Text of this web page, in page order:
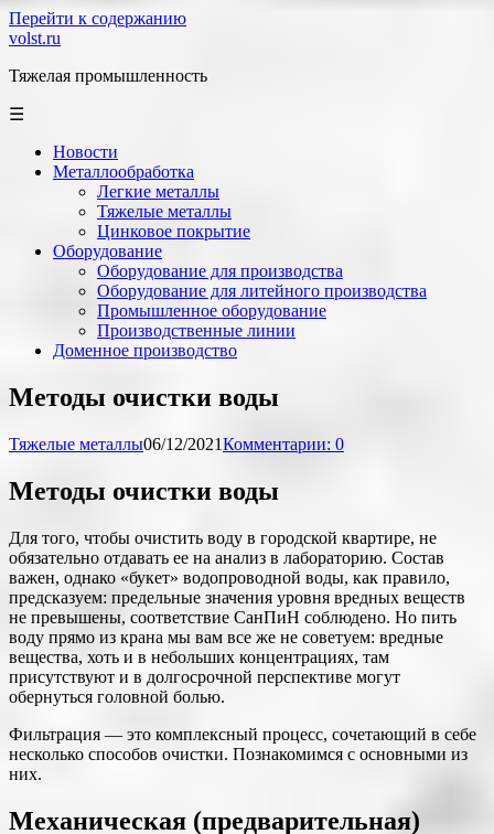
Перейти к содержанию
volst.ru
Тяжелая промышленность
☰
Новости
Металлообработка
Легкие металлы
Тяжелые металлы
Цинковое покрытие
Оборудование
Оборудование для производства
Оборудование для литейного производства
Промышленное оборудование
Производственные линии
Доменное производство
Методы очистки воды
Тяжелые металлы06/12/2021Комментарии: 0
Методы очистки воды
Для того, чтобы очистить воду в городской квартире, не
обязательно отдавать ее на анализ в лабораторию. Состав
важен, однако «букет» водопроводной воды, как правило,
предсказуем: предельные значения уровня вредных веществ
не превышены, соответствие СанПиН соблюдено. Но пить
воду прямо из крана мы вам все же не советуем: вредные
вещества, хоть и в небольших концентрациях, там
присутствуют и в долгосрочной перспективе могут
обернуться головной болью.
Фильтрация — это комплексный процесс, сочетающий в себе
несколько способов очистки. Познакомимся с основными из
них.
Механическая (предварительная)